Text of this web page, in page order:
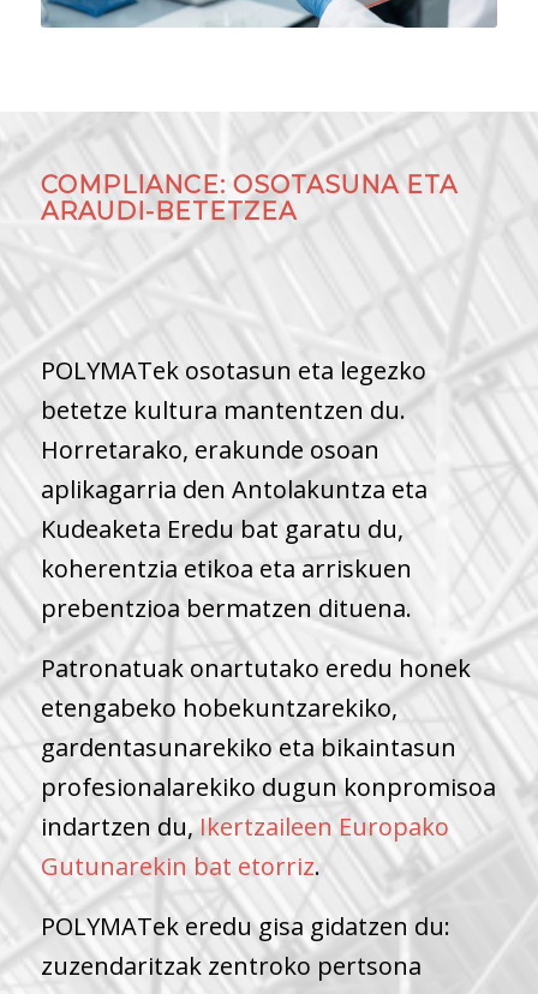
COMPLIANCE: OSOTASUNA ETA
ARAUDI-BETETZEA
POLYMATek osotasun eta legezko
betetze kultura mantentzen du.
Horretarako, erakunde osoan
aplikagarria den Antolakuntza eta
Kudeaketa Eredu bat garatu du,
koherentzia etikoa eta arriskuen
prebentzioa bermatzen dituena.
Patronatuak onartutako eredu honek
etengabeko hobekuntzarekiko,
gardentasunarekiko eta bikaintasun
profesionalarekiko dugun konpromisoa
indartzen du,Ikertzaileen Europako
Gutunarekin bat etorriz.
POLYMATek eredu gisa gidatzen du:
zuzendaritzak zentroko pertsona